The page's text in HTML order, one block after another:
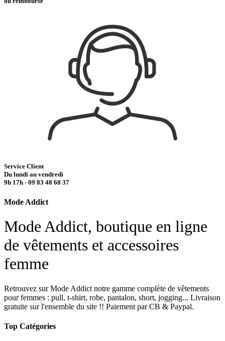
Service Client
Du lundi au vendredi
9h 17h - 09 83 48 68 37
Mode Addict
Mode Addict, boutique en ligne
de vêtements et accessoires
femme
Retrouvez sur Mode Addict notre gamme complète de vêtements
pour femmes : pull, t-shirt, robe, pantalon, short, jogging... Livraison
gratuite sur l'ensemble du site !! Paiement par CB & Paypal.
Top Catégories